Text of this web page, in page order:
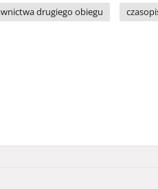
drugiego obiegu